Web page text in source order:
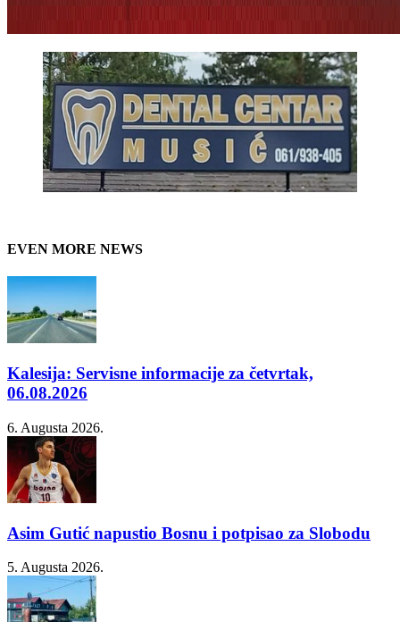
EVEN MORE NEWS
Kalesija: Servisne informacije za četvrtak,
06.08.2026
6. Augusta 2026.
Asim Gutić napustio Bosnu i potpisao za Slobodu
5. Augusta 2026.